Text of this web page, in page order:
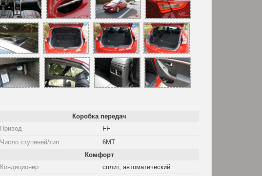
Коробка передач
Привод
FF
Число ступеней/тип
6MT
Комфорт
Кондиционер
сплит, автоматический